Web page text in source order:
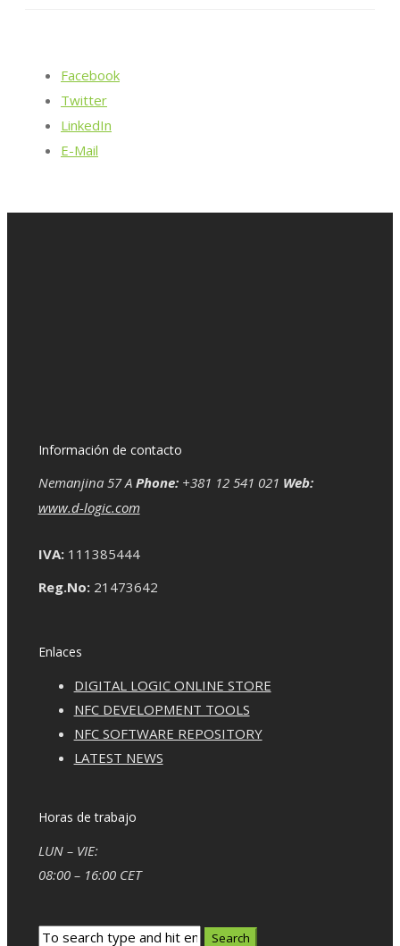
Facebook
Twitter
LinkedIn
E-Mail
Información de contacto
Nemanjina 57 A Phone:+381 12 541 021 Web:
www.d-logic.com
IVA:111385444
Reg.No:21473642
Enlaces
DIGITAL LOGIC ONLINE STORE
NFC DEVELOPMENT TOOLS
NFC SOFTWARE REPOSITORY
LATEST NEWS
Horas de trabajo
LUN – VIE:
08:00 – 16:00 CET